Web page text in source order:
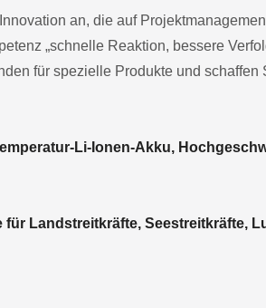
an, die auf
„schnelle Reaktion, bessere
für spezielle Produkte und
Li-Ionen-Akku,
Landstreitkräfte, Seestreitkräfte,